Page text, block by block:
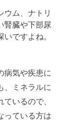
ウム、ナトリ
腎臓や下部尿
ですよね。
病気や疾患に
、ミネラルに
いるので、
っている方は